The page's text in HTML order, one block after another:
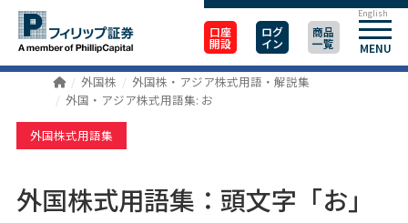
口座
開設
ログ
イン
商品
一覧 MENU
English
外国株
外国株・アジア株式用語・解説集
外国・アジア株式用語集: お
外国株式用語集
外国株式用語集：頭文字「お」